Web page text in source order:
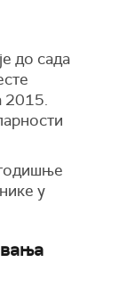
до сада
2015.
у